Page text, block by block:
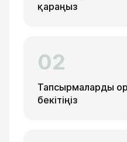
қараңыз
02
Тапсырмаларды
бекітіңіз